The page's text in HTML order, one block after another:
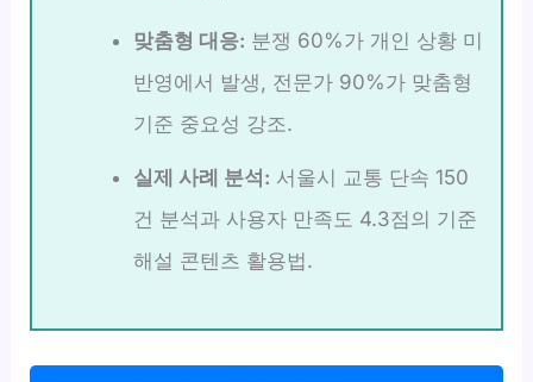
맞춤형 대응: 분쟁 60%가 개인 상황 미
반영에서 발생, 전문가 90%가 맞춤형
기준 중요성 강조.
실제 사례 분석: 서울시 교통 단속 150
건 분석과 사용자 만족도 4.3점의 기준
해설 콘텐츠 활용법.